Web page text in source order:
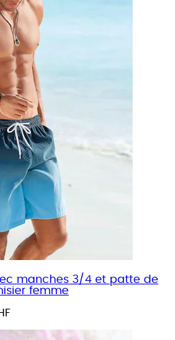
manches 3/4 et patte de
femme